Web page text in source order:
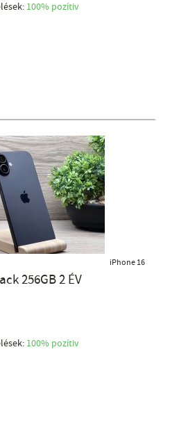
100% pozítiv
iPhone 16
256GB 2 ÉV
100% pozítiv